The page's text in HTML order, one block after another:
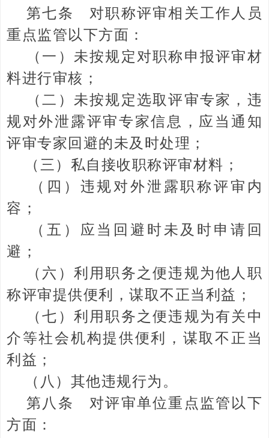
第七条 对职称评审相关工作人员
重点监管以下方面：
（一）未按规定对职称申报评审材
料进行审核；
（二）未按规定选取评审专家，违
规对外泄露评审专家信息，应当通知
评审专家回避的未及时处理；
（三）私自接收职称评审材料；
（四）违规对外泄露职称评审内
容；
（五）应当回避时未及时申请回
避；
（六）利用职务之便违规为他人职
称评审提供便利，谋取不正当利益；
（七）利用职务之便违规为有关中
介等社会机构提供便利，谋取不正当
利益；
（八）其他违规行为。
第八条 对评审单位重点监管以下
方面：